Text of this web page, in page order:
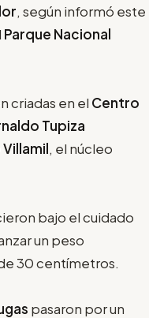
, según informó este
Parque Nacional
criadas en el Centro
Tupiza
, el núcleo
bajo el cuidado
un peso
30 centímetros.
pasaron por un